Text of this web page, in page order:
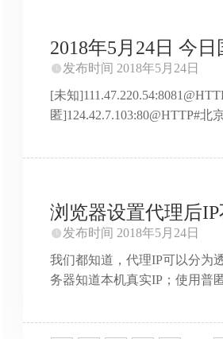
2018年5月24日 今
发布时间 2018年5月24日
[未知
匿]124.42.7.103:80@HTTP#
知
浏览器设置代理后
发布时间 2018年5月24日
我们都知道，代理IP可以分为
务器知道本机真实IP；使用普
怎么判断一个IP是否是高匿代